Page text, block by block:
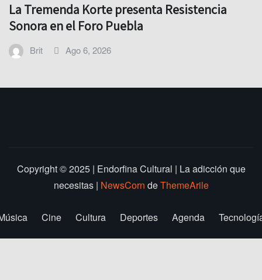
La Tremenda Korte presenta Resistencia
Sonora en el Foro Puebla
Brit Ago 6, 2026
Copyright © 2025 | Endorfina Cultural | La adicción que
necesitas | NewsCorn deThemeArile
Cine Cultura Deportes Agenda